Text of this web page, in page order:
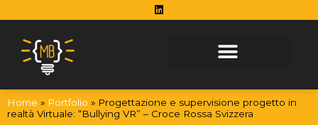
Home » Portfolio » Progettazione e supervisione progetto in
realtà Virtuale: “Bullying VR” – Croce Rossa Svizzera